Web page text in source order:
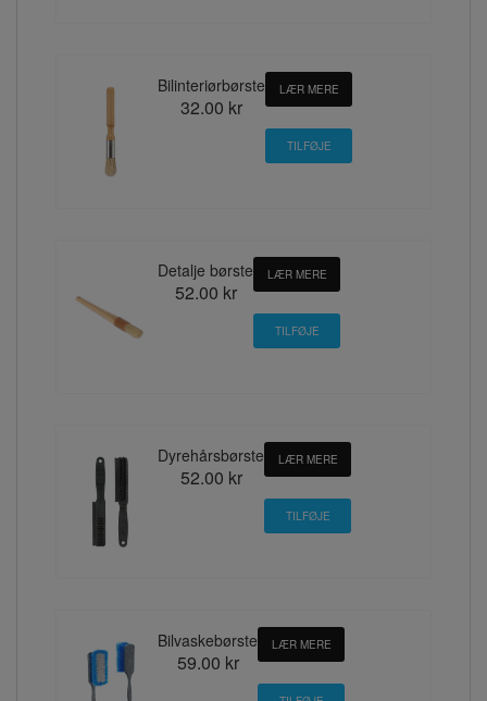
Bilinteriørbørste
32.00 kr
LÆR MERE
Detalje børste
52.00 kr
LÆR MERE
Dyrehårsbørste
52.00 kr
LÆR MERE
Bilvaskebørste
59.00 kr
LÆR MERE